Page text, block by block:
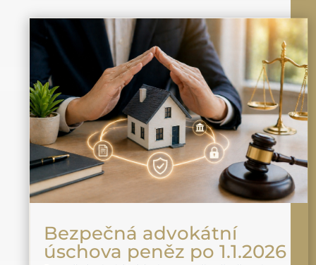
Bezpečná advokátní
úschova peněz po 1.1.2026